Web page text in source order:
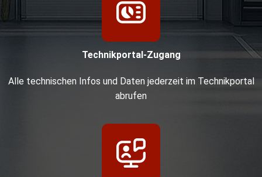
Technikportal-Zugang
Alle technischen Infos und Daten jederzeit im Technikportal
abrufen